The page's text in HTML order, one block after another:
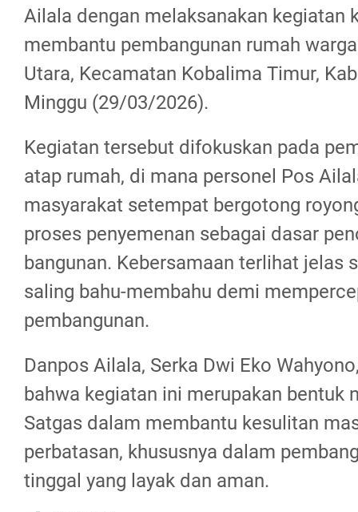
Ailala dengan melaksanakan kegiatan
membantu pembangunan rumah
Utara, Kecamatan Kobalima Timur,
Minggu (29/03/2026).
Kegiatan tersebut difokuskan pada
atap rumah, di mana personel Pos
masyarakat setempat bergotong
proses penyemenan sebagai dasar
bangunan. Kebersamaan terlihat jelas
saling bahu-membahu demi
pembangunan.
Danpos Ailala, Serka Dwi Eko
bahwa kegiatan ini merupakan bentuk
Satgas dalam membantu kesulitan
perbatasan, khususnya dalam
tinggal yang layak dan aman.